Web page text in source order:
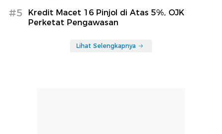
#5
Kredit Macet 16 Pinjol di Atas 5%, OJK
Perketat Pengawasan
Lihat Selengkapnya